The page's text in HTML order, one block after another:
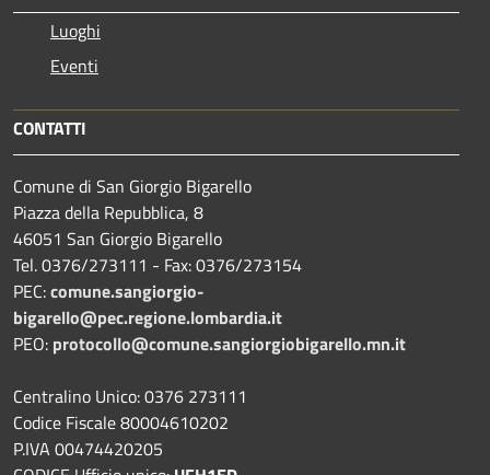
Luoghi
Eventi
CONTATTI
Comune di San Giorgio Bigarello
Piazza della Repubblica, 8
46051 San Giorgio Bigarello
Tel. 0376/273111 - Fax: 0376/273154
PEC:comune.sangiorgio-
bigarello@pec.regione.lombardia.it
PEO: protocollo@comune.sangiorgiobigarello.mn.it
Centralino Unico: 0376 273111
Codice Fiscale 80004610202
P.IVA 00474420205